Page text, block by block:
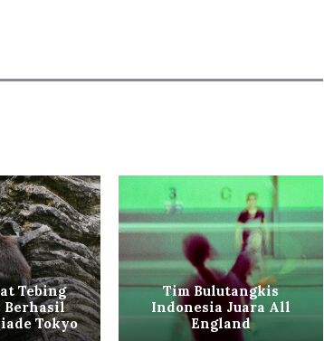
Tebing
Berhasil
Tokyo
Tim Bulutangkis
Indonesia Juara All
England